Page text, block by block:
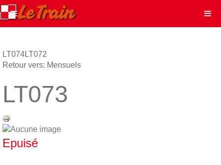
LT074LT072
Retour vers: Mensuels
LT073
Epuisé